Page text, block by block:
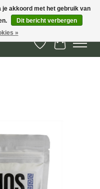
in Hedel en Kesteren
Verlanglijst
je akkoord met het gebruik van
Dit bericht verbergen
»